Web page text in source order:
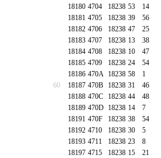
18180 4704 18238 53 14
18181 4705 18238 39 56
18182 4706 18238 47 25
18183 4707 18238 13 38
18184 4708 18238 10 47
18185 4709 18238 24 54
18186 470A 18238 58 1
60
18187 470B 18238 31 46
18188 470C 18238 44 48
18189 470D 18238 14 7
18191 470F 18238 38 54
18192 4710 18238 30 5
18193 4711 18238 23 8
18197 4715 18238 15 21